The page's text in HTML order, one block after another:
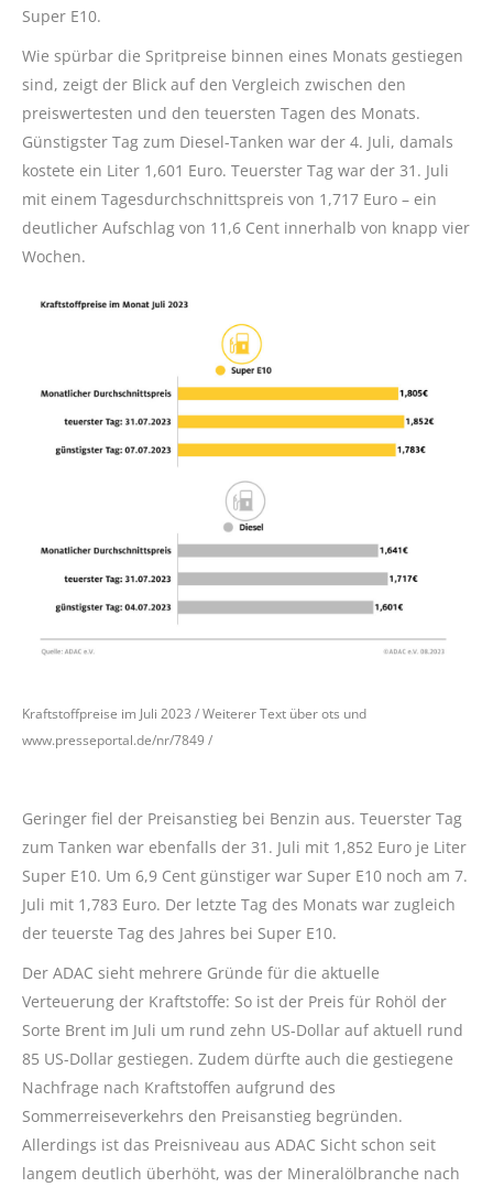
Super E10.
Wie spürbar die Spritpreise binnen eines Monats gestiegen
sind, zeigt der Blick auf den Vergleich zwischen den
preiswertesten und den teuersten Tagen des Monats.
Günstigster Tag zum Diesel-Tanken war der 4. Juli, damals
kostete ein Liter 1,601 Euro. Teuerster Tag war der 31. Juli
mit einem Tagesdurchschnittspreis von 1,717 Euro – ein
deutlicher Aufschlag von 11,6 Cent innerhalb von knapp vier
Wochen.
Kraftstoffpreise im Juli 2023 / Weiterer Text über ots und
www.presseportal.de/nr/7849 /
Geringer fiel der Preisanstieg bei Benzin aus. Teuerster Tag
zum Tanken war ebenfalls der 31. Juli mit 1,852 Euro je Liter
Super E10. Um 6,9 Cent günstiger war Super E10 noch am 7.
Juli mit 1,783 Euro. Der letzte Tag des Monats war zugleich
der teuerste Tag des Jahres bei Super E10.
Der ADAC sieht mehrere Gründe für die aktuelle
Verteuerung der Kraftstoffe: So ist der Preis für Rohöl der
Sorte Brent im Juli um rund zehn US-Dollar auf aktuell rund
85 US-Dollar gestiegen. Zudem dürfte auch die gestiegene
Nachfrage nach Kraftstoffen aufgrund des
Sommerreiseverkehrs den Preisanstieg begründen.
Allerdings ist das Preisniveau aus ADAC Sicht schon seit
langem deutlich überhöht, was der Mineralölbranche nach